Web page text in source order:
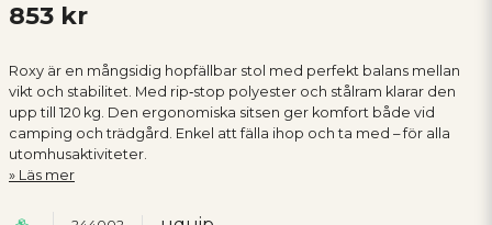
853 kr
Roxy är en mångsidig hopfällbar stol med perfekt balans mellan
vikt och stabilitet. Med rip‑stop polyester och stålram klarar den
upp till 120 kg. Den ergonomiska sitsen ger komfort både vid
camping och trädgård. Enkel att fälla ihop och ta med – för alla
utomhusaktiviteter.
Läs mer